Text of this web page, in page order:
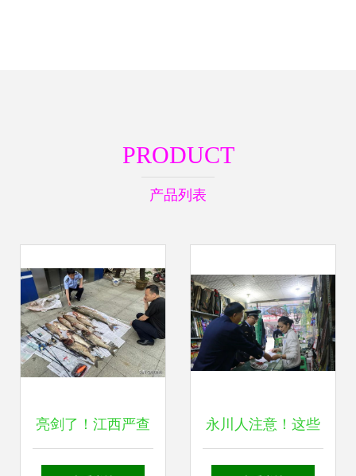
PRODUCT
产品列表
亮剑了！江西严查
违规垂钓，3类钓
永川人注意！这些
东西被禁用，快看